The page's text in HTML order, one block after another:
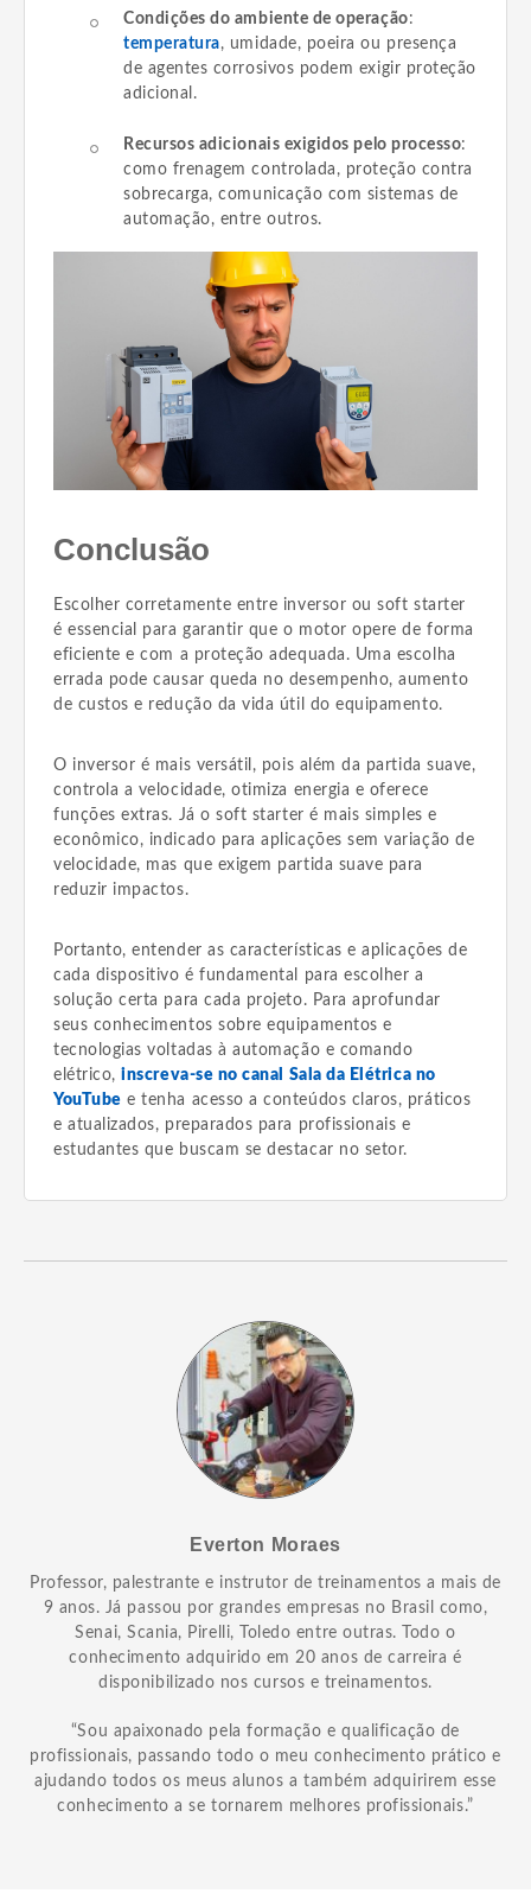
Condições do ambiente de operação:
temperatura, umidade, poeira ou presença
de agentes corrosivos podem exigir proteção
adicional.
Recursos adicionais exigidos pelo processo:
como frenagem controlada, proteção contra
sobrecarga, comunicação com sistemas de
automação, entre outros.
Conclusão
Escolher corretamente entre inversor ou soft starter
é essencial para garantir que o motor opere de forma
eficiente e com a proteção adequada. Uma escolha
errada pode causar queda no desempenho, aumento
de custos e redução da vida útil do equipamento.
O inversor é mais versátil, pois além da partida suave,
controla a velocidade, otimiza energia e oferece
funções extras. Já o soft starter é mais simples e
econômico, indicado para aplicações sem variação de
velocidade, mas que exigem partida suave para
reduzir impactos.
Portanto, entender as características e aplicações de
cada dispositivo é fundamental para escolher a
solução certa para cada projeto. Para aprofundar
seus conhecimentos sobre equipamentos e
tecnologias voltadas à automação e comando
elétrico,inscreva-se no canal Sala da Elétrica no
YouTube e tenha acesso a conteúdos claros, práticos
e atualizados, preparados para profissionais e
estudantes que buscam se destacar no setor.
Everton Moraes
Professor, palestrante e instrutor de treinamentos a mais de
9 anos. Já passou por grandes empresas no Brasil como,
Senai, Scania, Pirelli, Toledo entre outras. Todo o
conhecimento adquirido em 20 anos de carreira é
disponibilizado nos cursos e treinamentos.
“Sou apaixonado pela formação e qualificação de
profissionais, passando todo o meu conhecimento prático e
ajudando todos os meus alunos a também adquirirem esse
conhecimento a se tornarem melhores profissionais.”